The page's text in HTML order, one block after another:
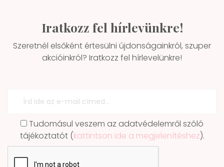
Iratkozz fel hírlevünkre!
Szeretnél elsőként értesülni újdonságainkról, szuper
akcióinkról? Iratkozz fel hírlevelünkre!
Tudomásul veszem az adatvédelemről szóló
tájékoztatót (kattintson ide a megjelenítéshez).